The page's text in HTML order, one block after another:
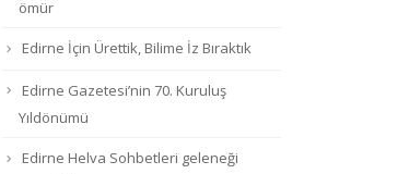
ömür
Edirne İçin Ürettik, Bilime İz Bıraktık
Edirne Gazetesi’nin 70. Kuruluş
Yıldönümü
Edirne Helva Sohbetleri geleneği